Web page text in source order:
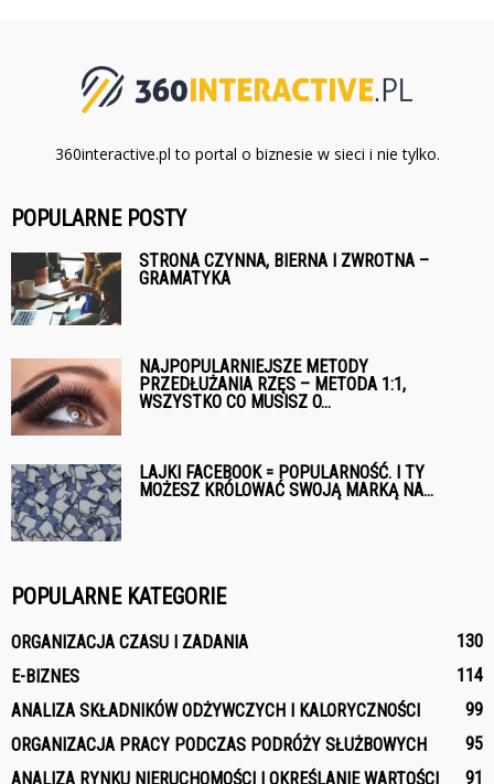
360interactive.pl to portal o biznesie w sieci i nie tylko.
POPULARNE POSTY
STRONA CZYNNA, BIERNA I ZWROTNA –
GRAMATYKA
NAJPOPULARNIEJSZE METODY
PRZEDŁUŻANIA RZĘS – METODA 1:1,
WSZYSTKO CO MUSISZ O...
LAJKI FACEBOOK = POPULARNOŚĆ. I TY
MOŻESZ KRÓLOWAĆ SWOJĄ MARKĄ NA...
POPULARNE KATEGORIE
ORGANIZACJA CZASU I ZADANIA
130
E-BIZNES
114
ANALIZA SKŁADNIKÓW ODŻYWCZYCH I KALORYCZNOŚCI
99
ORGANIZACJA PRACY PODCZAS PODRÓŻY SŁUŻBOWYCH
95
ANALIZA RYNKU NIERUCHOMOŚCI I OKREŚLANIE WARTOŚCI
91